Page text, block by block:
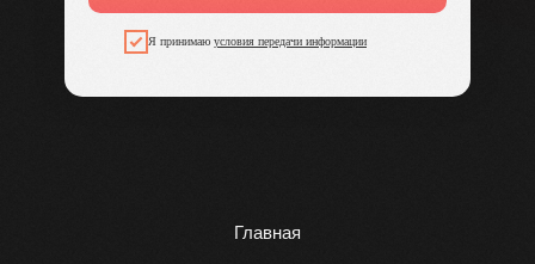
Я принимаю условия передачи информации
Главная